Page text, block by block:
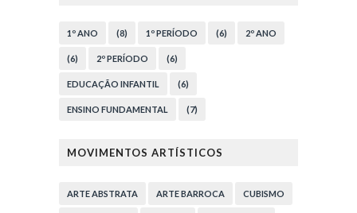
1º ANO (8) 1º PERÍODO (6) 2º ANO
(6) 2º PERÍODO (6)
EDUCAÇÃO INFANTIL (6)
ENSINO FUNDAMENTAL (7)
MOVIMENTOS ARTÍSTICOS
ARTE ABSTRATA ARTE BARROCA CUBISMO